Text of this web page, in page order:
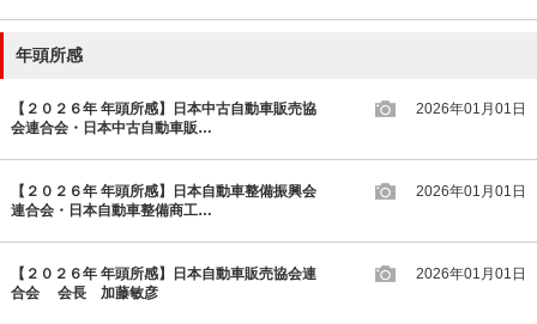
年頭所感
【２０２６年 年頭所感】日本中古自動車販売協
会連合会・日本中古自動車販…
2026年01月01日
【２０２６年 年頭所感】日本自動車整備振興会
連合会・日本自動車整備商工…
2026年01月01日
【２０２６年 年頭所感】日本自動車販売協会連
合会 会長 加藤敏彦
2026年01月01日